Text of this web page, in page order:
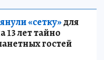
«сетку»для
13 лет тайно
гостей